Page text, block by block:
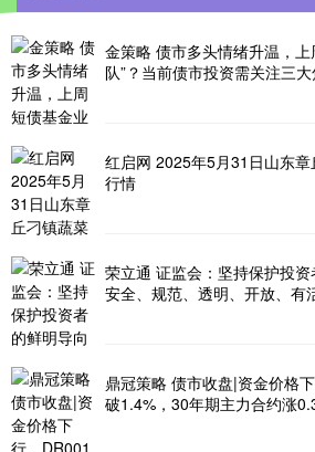
金策略 债市多头情绪升温，
队”？当前债市投资需关注三
红启网 2025年5月31日山东
行情
荣立通 证监会：坚持保护投
安全、规范、透明、开放、有
鼎冠策略 债市收盘|资金价格
破1.4%，30年期主力合约涨